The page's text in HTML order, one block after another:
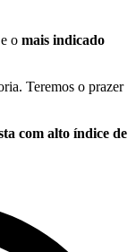
o mais indicado
Teremos o prazer
com alto índice de